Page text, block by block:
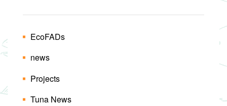
EcoFADs
news
Projects
Tuna News